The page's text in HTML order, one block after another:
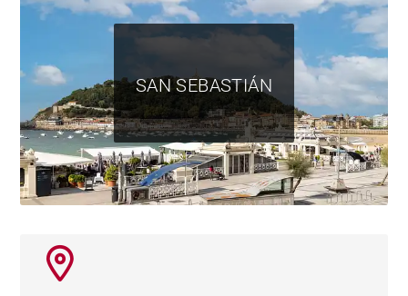
SAN SEBASTIÁN